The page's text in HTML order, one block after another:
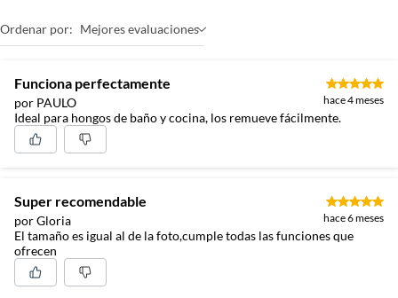
Ordenar por: Mejores evaluaciones
Funciona perfectamente
por PAULO hace 4 meses
Ideal para hongos de baño y cocina, los remueve fácilmente.
Super recomendable
por Gloria hace 6 meses
El tamaño es igual al de la foto,cumple todas las funciones que
ofrecen